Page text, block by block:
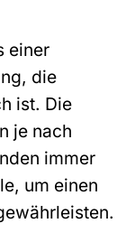
einer
die
ist. Die
je nach
immer
um einen